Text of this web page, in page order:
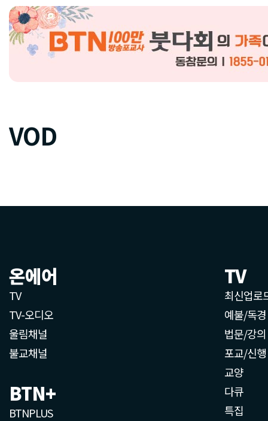
온에어
TV
TV-오디오
울림채널
불교채널
BTN+
BTNPLUS
TV
최신업로
예불/독경
법문/강의
포교/신행
교양
다큐
특집